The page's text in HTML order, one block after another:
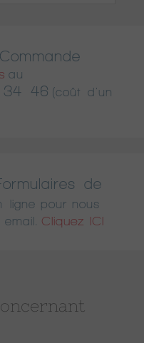
Commande
au
46 (coût d'un
de
ligne pour nous
Cliquez ICI